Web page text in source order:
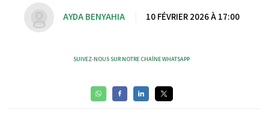
AYDA BENYAHIA 10 FÉVRIER 2026 À 17:00
SUIVEZ-NOUS SUR NOTRE CHAÎNE WHATSAPP